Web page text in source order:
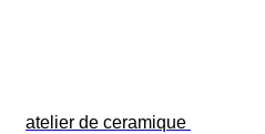
atelier de ceramique